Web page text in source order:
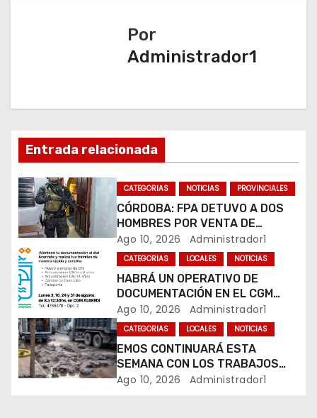
g
n
d
e
e
n
t
r
a
Por
Administrador1
Entrada relacionada
CATEGORIAS NOTICIAS PROVINCIALES
CÓRDOBA: FPA DETUVO A DOS
HOMBRES POR VENTA DE
DROGAS EN TRES BARRIOS DE
LA CAPITAL
Ago 10, 2026 Administrador1
CATEGORIAS LOCALES NOTICIAS
HABRÁ UN OPERATIVO DE
DOCUMENTACIÓN EN EL CGM
ALBERDI
Ago 10, 2026 Administrador1
CATEGORIAS LOCALES NOTICIAS
EMOS CONTINUARÁ ESTA
SEMANA CON LOS TRABAJOS
SOBRE CALLE ALVEAR
Ago 10, 2026 Administrador1